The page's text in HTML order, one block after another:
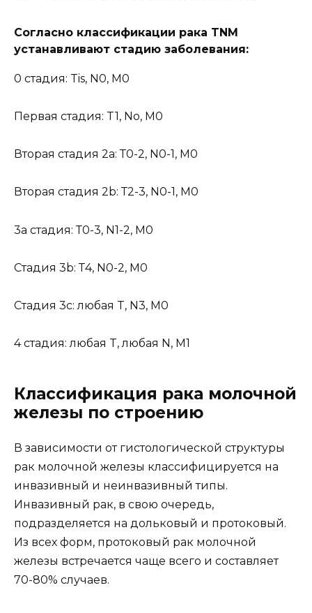
Согласно классификации рака TNM
устанавливают стадию заболевания:
0 стадия: Tis, N0, M0
Первая стадия: T1, No, M0
Вторая стадия 2a: Т0-2, N0-1, M0
Вторая стадия 2b: Т2-3, N0-1, M0
3a стадия: Т0-3, N1-2, M0
Стадия 3b: Т4, N0-2, M0
Стадия 3с: любая T, N3, M0
4 стадия: любая T, любая N, M1
Классификация рака молочной
железы по строению
В зависимости от гистологической структуры
рак молочной железы классифицируется на
инвазивный и неинвазивный типы.
Инвазивный рак, в свою очередь,
подразделяется на дольковый и протоковый.
Из всех форм, протоковый рак молочной
железы встречается чаще всего и составляет
70-80% случаев.